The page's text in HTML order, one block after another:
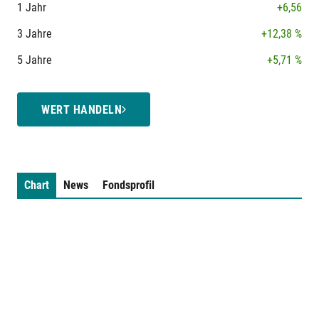
1 Jahr
+6,56
3 Jahre
+12,38 %
5 Jahre
+5,71 %
WERT HANDELN
Chart News Fondsprofil